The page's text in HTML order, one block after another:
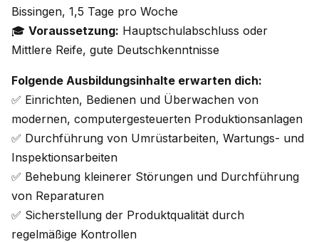
Bissingen, 1,5 Tage pro Woche
🎓 Voraussetzung: Hauptschulabschluss oder
Mittlere Reife, gute Deutschkenntnisse
Folgende Ausbildungsinhalte erwarten dich:
✅ Einrichten, Bedienen und Überwachen von
modernen, computergesteuerten Produktionsanlagen
✅ Durchführung von Umrüstarbeiten, Wartungs- und
Inspektionsarbeiten
✅ Behebung kleinerer Störungen und Durchführung
von Reparaturen
✅ Sicherstellung der Produktqualität durch
regelmäßige Kontrollen